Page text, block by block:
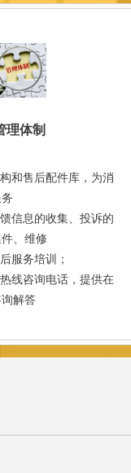
理体制
和售后配件库，为消
信息的收集、投诉的
、维修
服务培训；
线咨询电话，提供在
解答